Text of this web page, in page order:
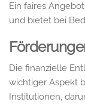
Ein faires
und bietet bei
Die finanzielle
wichtiger Aspekt
Institutionen,